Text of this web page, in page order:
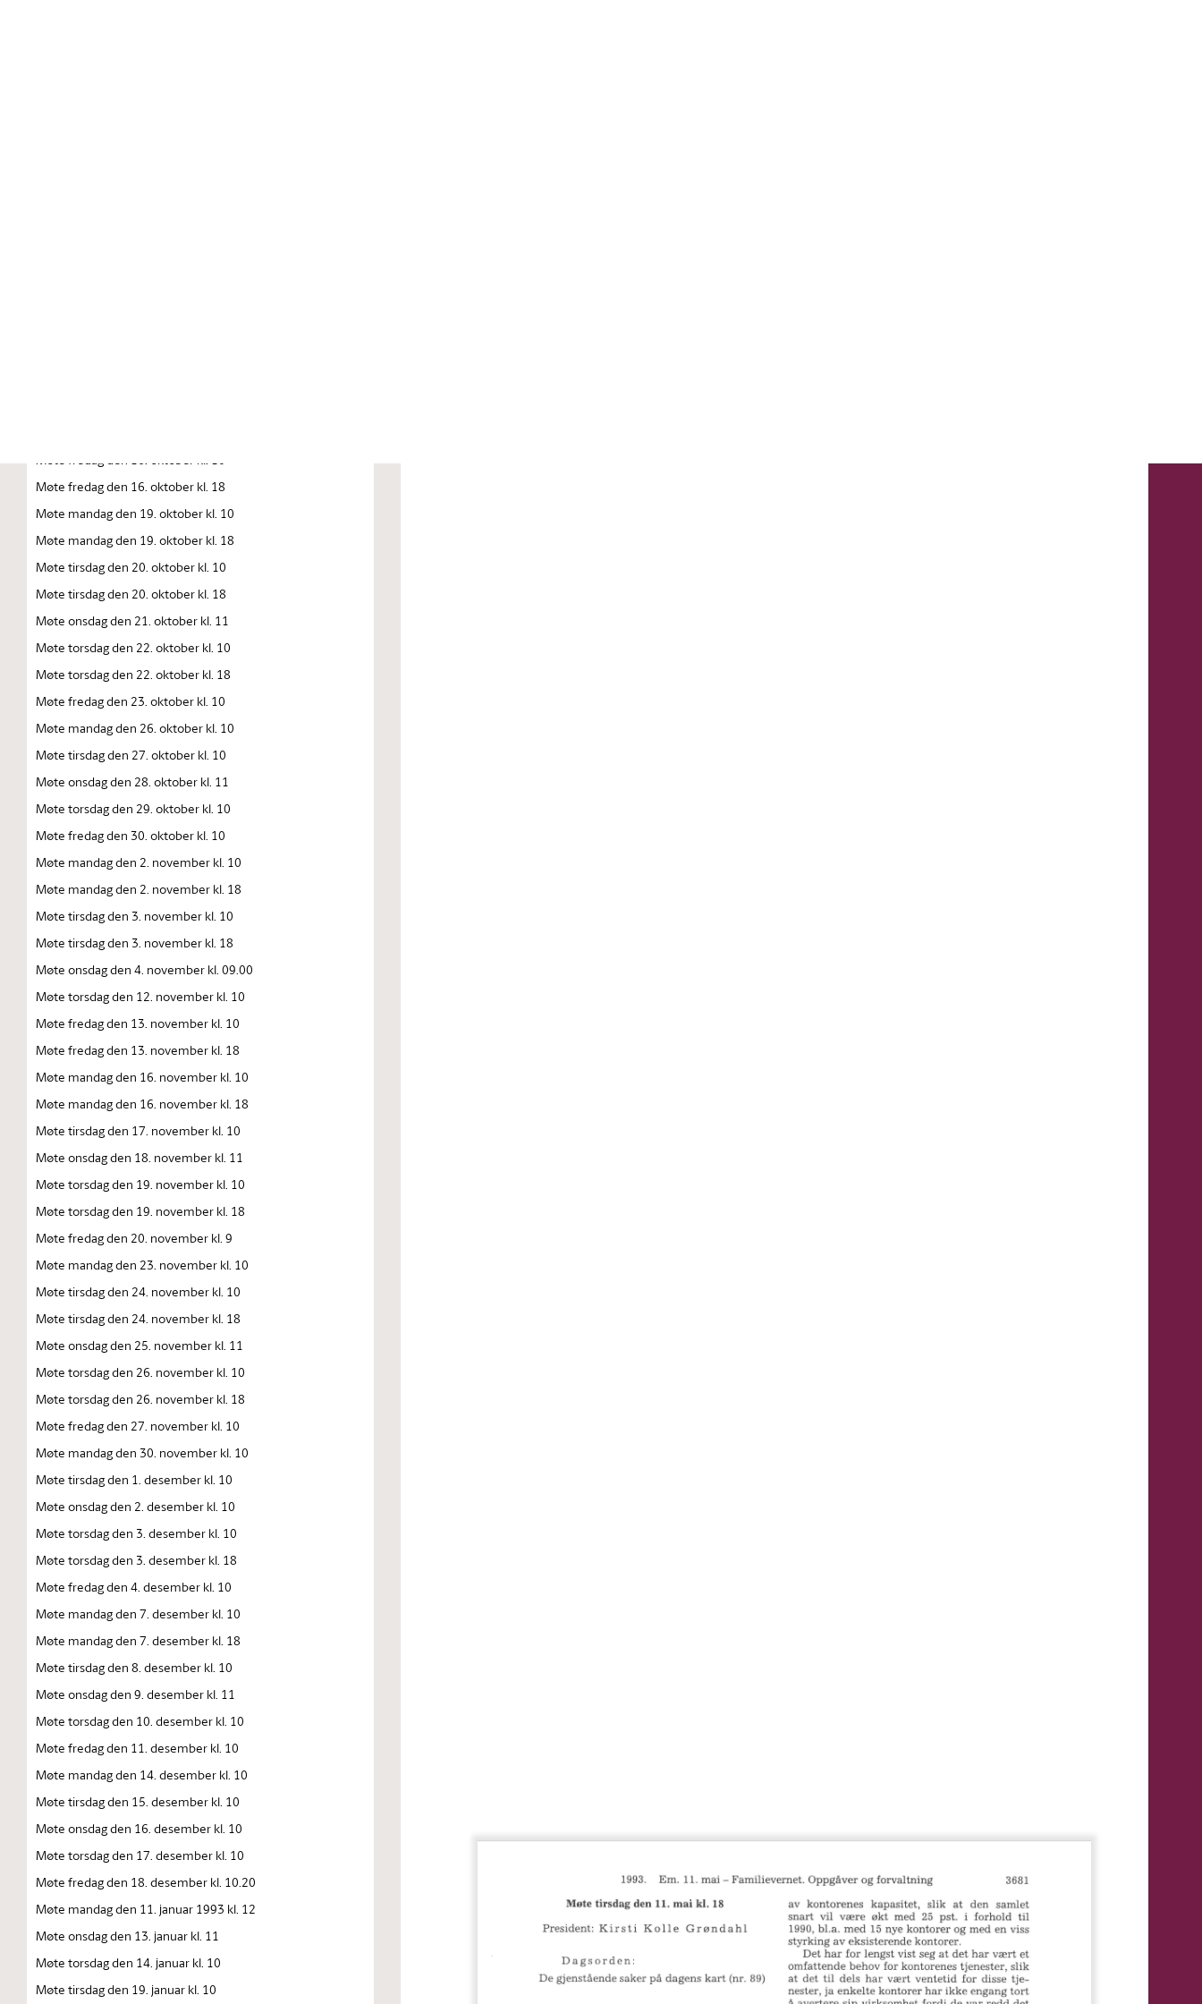
Møte fredag den 16. oktober kl. 10
Møte fredag den 16. oktober kl. 18
Møte mandag den 19. oktober kl. 10
Møte mandag den 19. oktober kl. 18
Møte tirsdag den 20. oktober kl. 10
Møte tirsdag den 20. oktober kl. 18
Møte onsdag den 21. oktober kl. 11
Møte torsdag den 22. oktober kl. 10
Møte torsdag den 22. oktober kl. 18
Møte fredag den 23. oktober kl. 10
Møte mandag den 26. oktober kl. 10
Møte tirsdag den 27. oktober kl. 10
Møte onsdag den 28. oktober kl. 11
Møte torsdag den 29. oktober kl. 10
Møte fredag den 30. oktober kl. 10
Møte mandag den 2. november kl. 10
Møte mandag den 2. november kl. 18
Møte tirsdag den 3. november kl. 10
Møte tirsdag den 3. november kl. 18
Møte onsdag den 4. november kl. 09.00
Møte torsdag den 12. november kl. 10
Møte fredag den 13. november kl. 10
Møte fredag den 13. november kl. 18
Møte mandag den 16. november kl. 10
Møte mandag den 16. november kl. 18
Møte tirsdag den 17. november kl. 10
Møte onsdag den 18. november kl. 11
Møte torsdag den 19. november kl. 10
Møte torsdag den 19. november kl. 18
Møte fredag den 20. november kl. 9
Møte mandag den 23. november kl. 10
Møte tirsdag den 24. november kl. 10
Møte tirsdag den 24. november kl. 18
Møte onsdag den 25. november kl. 11
Møte torsdag den 26. november kl. 10
Møte torsdag den 26. november kl. 18
Møte fredag den 27. november kl. 10
Møte mandag den 30. november kl. 10
Møte tirsdag den 1. desember kl. 10
Møte onsdag den 2. desember kl. 10
Møte torsdag den 3. desember kl. 10
Møte torsdag den 3. desember kl. 18
Møte fredag den 4. desember kl. 10
Møte mandag den 7. desember kl. 10
Møte mandag den 7. desember kl. 18
Møte tirsdag den 8. desember kl. 10
Møte onsdag den 9. desember kl. 11
Møte torsdag den 10. desember kl. 10
Møte fredag den 11. desember kl. 10
Møte mandag den 14. desember kl. 10
Møte tirsdag den 15. desember kl. 10
Møte onsdag den 16. desember kl. 10
Møte torsdag den 17. desember kl. 10
Møte fredag den 18. desember kl. 10.20
Møte mandag den 11. januar 1993 kl. 12
Møte onsdag den 13. januar kl. 11
Møte torsdag den 14. januar kl. 10
Møte tirsdag den 19. januar kl. 10